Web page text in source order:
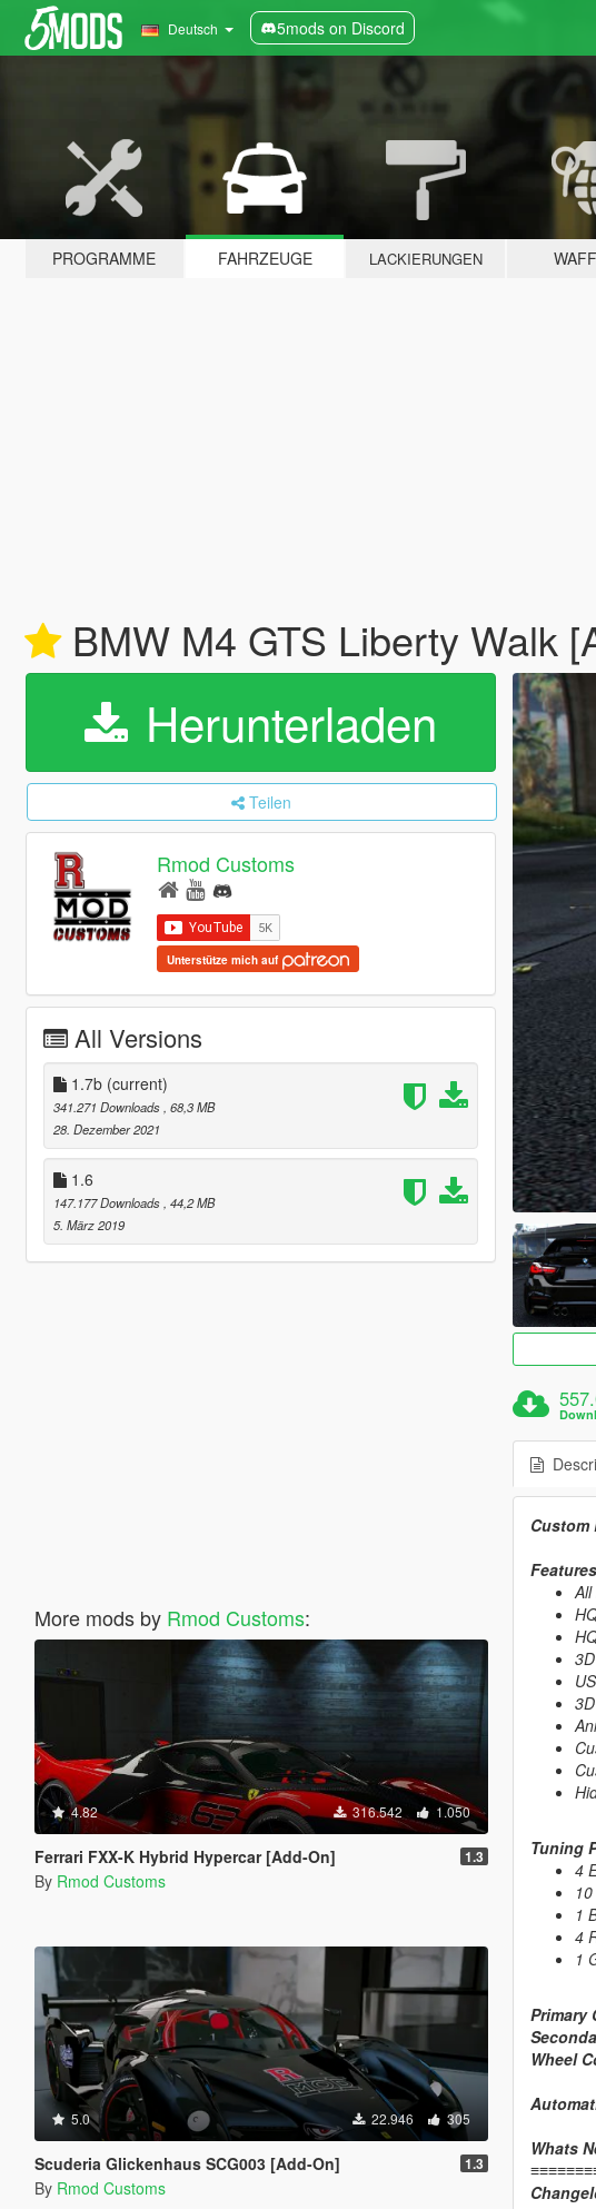
Deutsch 5mods on Discord
PROGRAMME FAHRZEUGE LACKIERUNGEN
BMW M4 GTS Liberty Walk
Herunterladen
Teilen
Rmod Customs
Unterstütze mich auf
All Versions
1.7b (current)
341.271 Downloads , 68,3 MB
28. Dezember 2021
1.6
147.177 Downloads , 44,2 MB
5. März 2019
More mods by Rmod Customs:
4.82 316.542 1.050
Ferrari FXX-K Hybrid Hypercar [Add-On] 1.3
By Rmod Customs
5.0 22.946 305
Scuderia Glickenhaus SCG003 [Add-On] 1.3
By Rmod Customs
Custom
Tuning
4
1
4
1
Primary
Wheel
Whats